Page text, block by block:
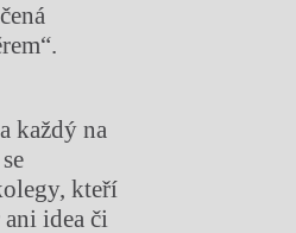
každý na
kteří
idea či